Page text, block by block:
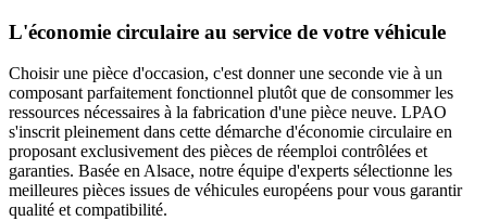
L'économie circulaire au service de votre véhicule
Choisir une pièce d'occasion, c'est donner une seconde vie à un
composant parfaitement fonctionnel plutôt que de consommer les
ressources nécessaires à la fabrication d'une pièce neuve. LPAO
s'inscrit pleinement dans cette démarche d'économie circulaire en
proposant exclusivement des pièces de réemploi contrôlées et
garanties. Basée en Alsace, notre équipe d'experts sélectionne les
meilleures pièces issues de véhicules européens pour vous garantir
qualité et compatibilité.